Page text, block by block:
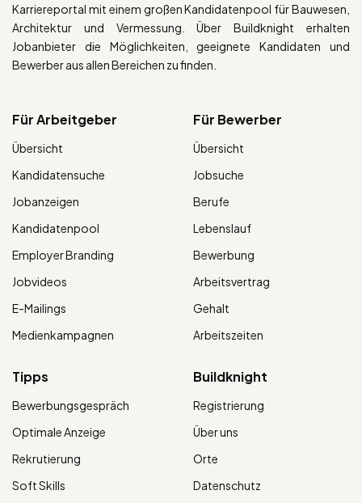
Karriereportal mit einem großen Kandidatenpool für Bauwesen,
Architektur und Vermessung. Über Buildknight erhalten
Jobanbieter die Möglichkeiten, geeignete Kandidaten und
Bewerber aus allen Bereichen zu finden.
Für Arbeitgeber
Übersicht
Kandidatensuche
Jobanzeigen
Kandidatenpool
Employer Branding
Jobvideos
E-Mailings
Medienkampagnen
Für Bewerber
Übersicht
Jobsuche
Berufe
Lebenslauf
Bewerbung
Arbeitsvertrag
Gehalt
Arbeitszeiten
Tipps
Bewerbungsgespräch
Optimale Anzeige
Rekrutierung
Soft Skills
Buildknight
Registrierung
Über uns
Orte
Datenschutz